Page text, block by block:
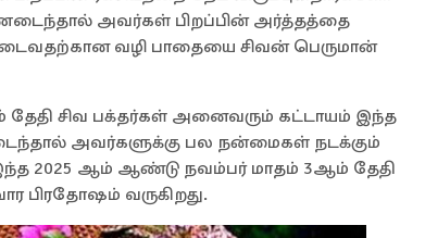
அவர்கள் பிறப்பின் அர்த்தத்தை
வழி பாதையை சிவன் பெருமான்
சிவ பக்தர்கள் அனைவரும் கட்டாயம் இந்த
அவர்களுக்கு பல நன்மைகள் நடக்கும்
2025 ஆம் ஆண்டு நவம்பர் மாதம் 3ஆம் தேதி
பிரதோஷம் வருகிறது.